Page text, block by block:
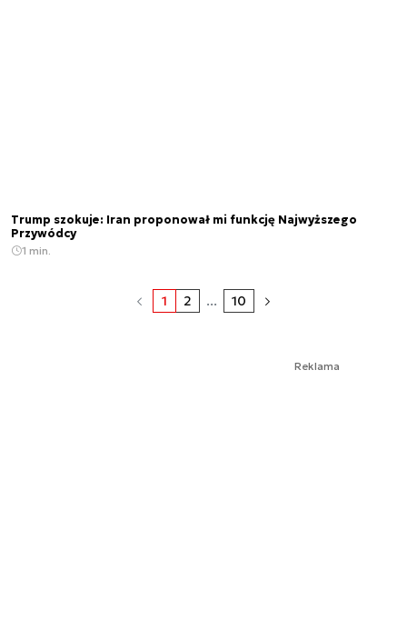
Trump szokuje: Iran proponował mi funkcję Najwyższego
Przywódcy
1 min.
1 2 ... 10
Reklama